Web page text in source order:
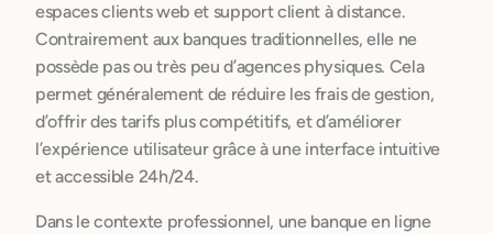
espaces clients web et support client à distance.
Contrairement aux banques traditionnelles, elle ne
possède pas ou très peu d’agences physiques. Cela
permet généralement de réduire les frais de gestion,
d’offrir des tarifs plus compétitifs, et d’améliorer
l’expérience utilisateur grâce à une interface intuitive
et accessible 24h/24.
Dans le contexte professionnel, une banque en ligne